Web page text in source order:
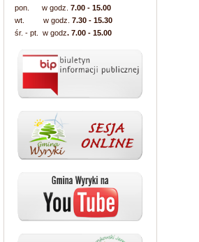
pon. w godz. 7.00 - 15.00
wt. w godz. 7.30 - 15.30
śr. - pt. w godz. 7.00 - 15.00